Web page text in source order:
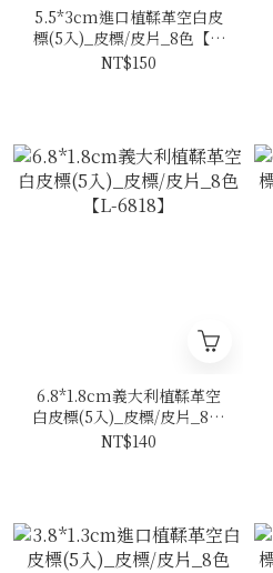
5.5*3cm進口植鞣革空白皮
標(5入)_皮標/皮片_8色【L-
5530】
NT$150
6.8*1.8cm義大利植鞣革空
白皮標(5入)_皮標/皮片_8色
【L-6818】
NT$140